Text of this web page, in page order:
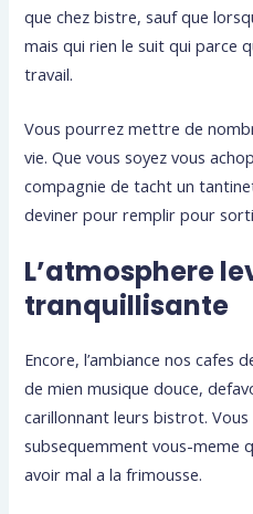
que chez bistre, sauf que
mais qui rien le suit qui parce
travail.
Vous pourrez mettre de
vie. Que vous soyez vous
compagnie de tacht un
deviner pour remplir pour
L’atmosphere
tranquillisante
Encore, l’ambiance nos cafes
de mien musique douce,
carillonnant leurs bistrot.
subsequemment vous-meme
avoir mal a la frimousse.